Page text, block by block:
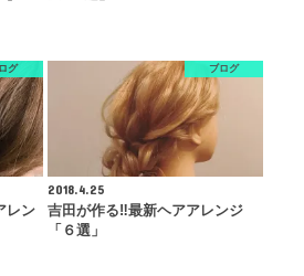
グ
レン
ブログ
2018.4.25
吉田が作る‼︎最新ヘアアレンジ
「６選」